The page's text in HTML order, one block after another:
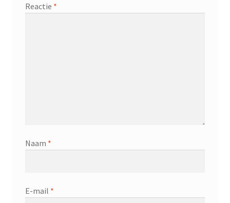
Reactie *
Naam *
E-mail *